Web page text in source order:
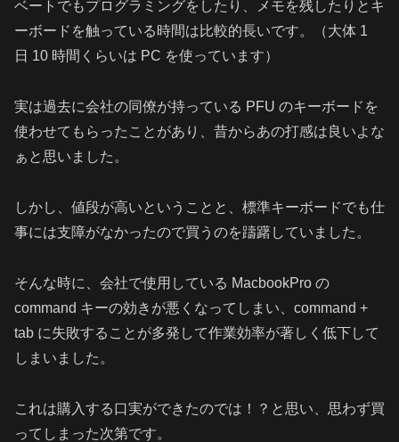
ベートでもプログラミングをしたり、メモを残したりとキ
ーボードを触っている時間は比較的長いです。（大体 1
日 10 時間くらいは PC を使っています）
実は過去に会社の同僚が持っている PFU のキーボードを
使わせてもらったことがあり、昔からあの打感は良いよな
ぁと思いました。
しかし、値段が高いということと、標準キーボードでも仕
事には支障がなかったので買うのを躊躇していました。
そんな時に、会社で使用している MacbookPro の
command キーの効きが悪くなってしまい、command +
tab に失敗することが多発して作業効率が著しく低下して
しまいました。
これは購入する口実ができたのでは！？と思い、思わず買
ってしまった次第です。